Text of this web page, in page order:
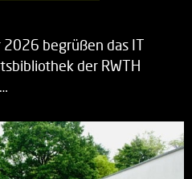
2026 begrüßen das IT
der RWTH